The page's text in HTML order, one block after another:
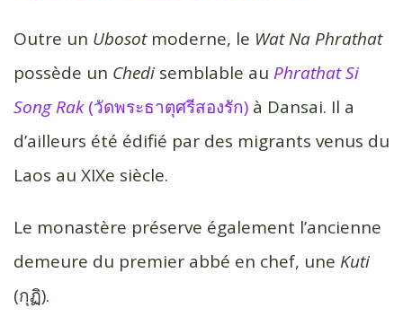
Outre un Ubosotmoderne, le Wat Na Phrathat
possède un Chedi semblable au Phrathat Si
Song Rak(วัดพระธาตุศรีสองรัก) à Dansai. Il a
d’ailleurs été édifié par des migrants venus du
Laos au XIXe siècle.
Le monastère préserve également l’ancienne
demeure du premier abbé en chef, une Kuti
(กุฏิ).